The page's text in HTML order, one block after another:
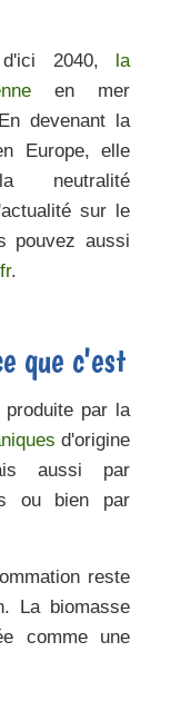
2040,
la
en mer
devenant la
Europe, elle
la neutralité
sur le
pouvez aussi
.
que c'est
produite par la
d'origine
aussi par
ou bien par
reste
La biomasse
comme une